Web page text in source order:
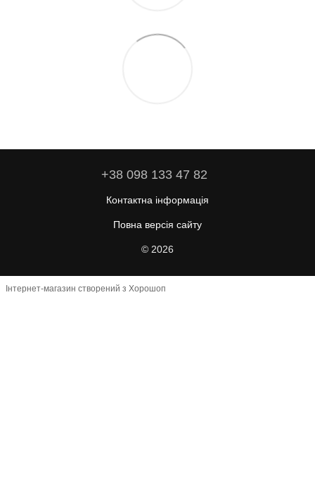
+38 098 133 47 82
Контактна інформація
Повна версія сайту
© 2026
Інтернет-магазин створений з Хорошоп